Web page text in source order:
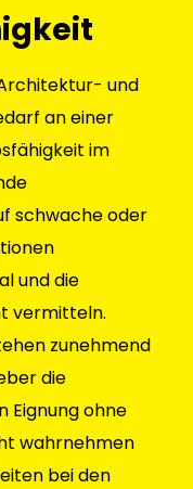
und
an einer
im
schwache oder
und die
vermitteln.
zunehmend
die
Eignung ohne
wahrnehmen
bei den